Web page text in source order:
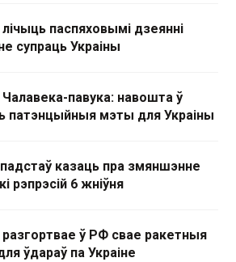
паспяховымі дзеянні
супраць Украіны
павука: навошта ў
патэнцыйныя мэты для Украіны
казаць пра змяншэнне
рэпрэсій 6 жніўня
разгортвае ў РФ свае ракетныя
ўдараў па Украіне